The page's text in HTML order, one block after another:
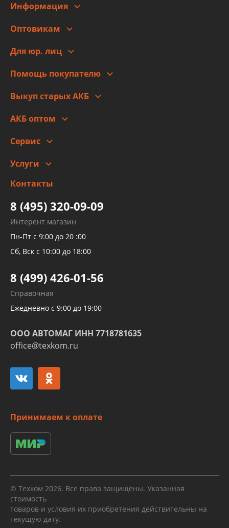
Информация
Адреса
Новости
Правовая информация
Оптовикам
Для юр. лиц
Помощь покупателю
Оплата
Гарантии и возврат
Выкуп старых АКБ
АКБ оптом
Сервис
Заправка кондиционера авто
Детейлинг
Услуги
высокого давления
Тормозных трубок
Рукавов гидроусилителей
Рукавов компрессоров и турбин
Трубок кондиционеров
Развертка пайка медных стальных
алюминиевых трубок и штуцеров
Контакты
8 (495) 320-09-09
Интерент магазин
Пн-Пт с 9:00 до 20 :00
Сб, Вск с 10:00 до 18:00
8 (499) 426-01-56
Справочная
Ежедневно с 9:00 до 19:00
ООО АВТОМАГ ИНН 7718781635
office@texkom.ru
Принимаем к оплате
© Техком 2026. Все права защищены. Указанная
стоимость
товаров и условия их приобретения действительны на
текущую дату.